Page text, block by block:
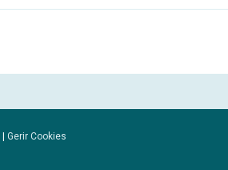
| Gerir Cookies